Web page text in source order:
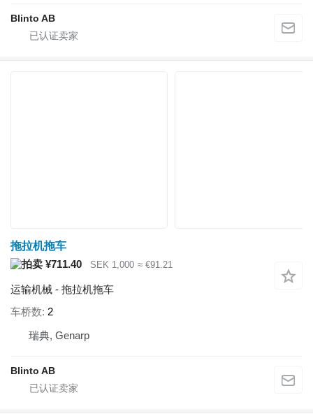
Blinto AB
拖拉机拖车
¥711.40
SEK 1,000 ≈ €91.21
运输机械 - 拖拉机拖车
车桥数 2
瑞典, Genarp
Blinto AB